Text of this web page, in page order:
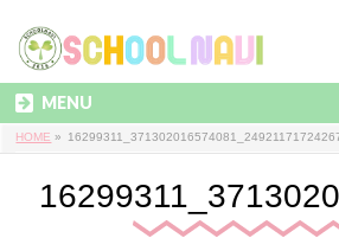
MENU
HOME »